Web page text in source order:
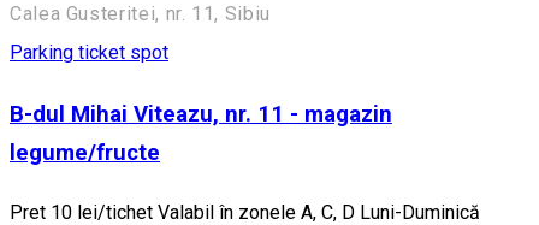
Calea Gusteritei, nr. 11, Sibiu
Parking ticket spot
B-dul Mihai Viteazu, nr. 11 - magazin
legume/fructe
Pret 10 lei/tichet Valabil în zonele A, C, D Luni-Duminică